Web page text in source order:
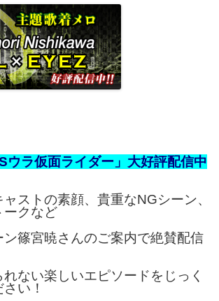
ウラ仮面ライダー」大好評配信中
ャストの素顔、貴重なNGシーン、
ークなど
ン篠宮暁さんのご案内で絶賛配信
れない楽しいエピソードをじっく
い！